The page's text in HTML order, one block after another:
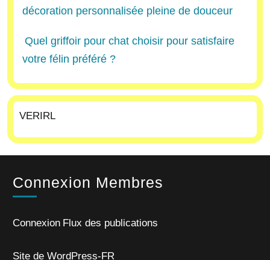
décoration personnalisée pleine de douceur
Quel griffoir pour chat choisir pour satisfaire
votre félin préféré ?
VERIRL
Connexion Membres
Connexion Flux des publications
Site de WordPress-FR